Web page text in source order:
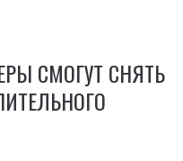
СМОГУТ СНЯТЬ